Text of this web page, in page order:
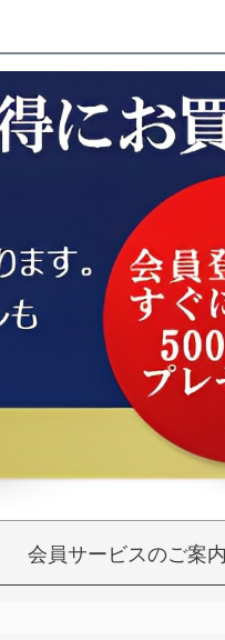
会員サービスのご案